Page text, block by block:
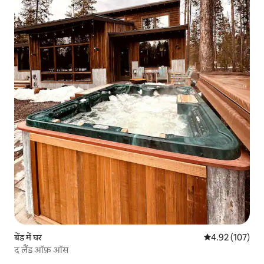
बेंड में घर औसत रेटिंग 5 में से
4.92 (107)
द लैंड ऑफ़ ऑस